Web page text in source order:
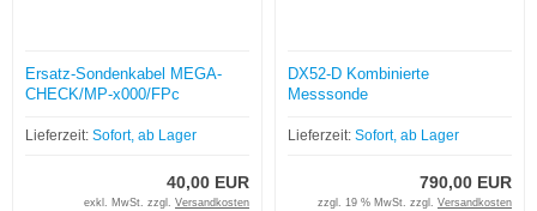
Ersatz-Sondenkabel MEGA-
CHECK/MP-x000/FPc
Lieferzeit: Sofort, ab Lager
40,00 EUR
exkl. MwSt. zzgl. Versandkosten
DX52-D Kombinierte
Messsonde
Lieferzeit: Sofort, ab Lager
790,00 EUR
zzgl. 19 % MwSt. zzgl. Versandkosten